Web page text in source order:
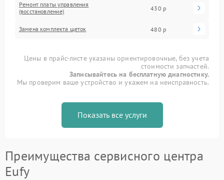
Ремонт платы управления
(восстановление)
430 р
Замена комплекта щеток 480 р
Цены в прайс-листе указаны ориентировочные, без учета
стоимости запчастей.
Записывайтесь на бесплатную диагностику.
Мы проверим ваше устройство и укажем на неисправность.
Показать все услуги
Преимущества сервисного центра
Eufy